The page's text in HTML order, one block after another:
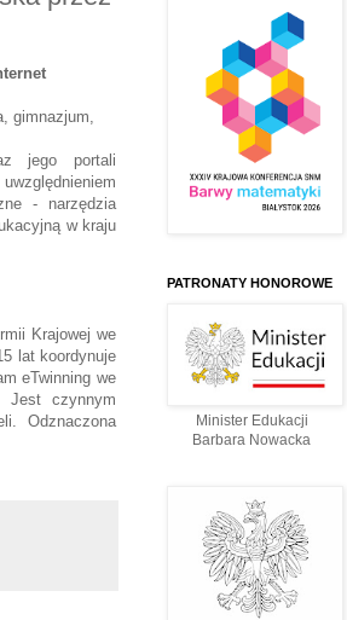
gimnazjum,
jego portali
- narzędzia
w kraju
Krajowej we
lat koordynuje
eTwinning we
Jest czynnym
Odznaczona
PATRONATY HONOROWE
Minister Edukacji
Barbara Nowacka